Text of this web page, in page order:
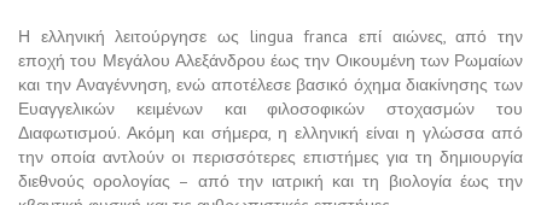
Η ελληνική λειτούργησε ως lingua franca επί αιώνες, από την
εποχή του Μεγάλου Αλεξάνδρου έως την Οικουμένη των Ρωμαίων
και την Αναγέννηση, ενώ αποτέλεσε βασικό όχημα διακίνησης των
Ευαγγελικών κειμένων και φιλοσοφικών στοχασμών του
Διαφωτισμού. Ακόμη και σήμερα, η ελληνική είναι η γλώσσα από
την οποία αντλούν οι περισσότερες επιστήμες για τη δημιουργία
διεθνούς ορολογίας – από την ιατρική και τη βιολογία έως την